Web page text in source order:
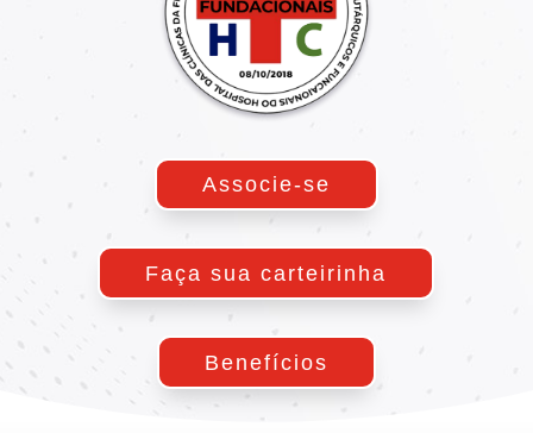
Associe-se
Faça sua carteirinha
Benefícios